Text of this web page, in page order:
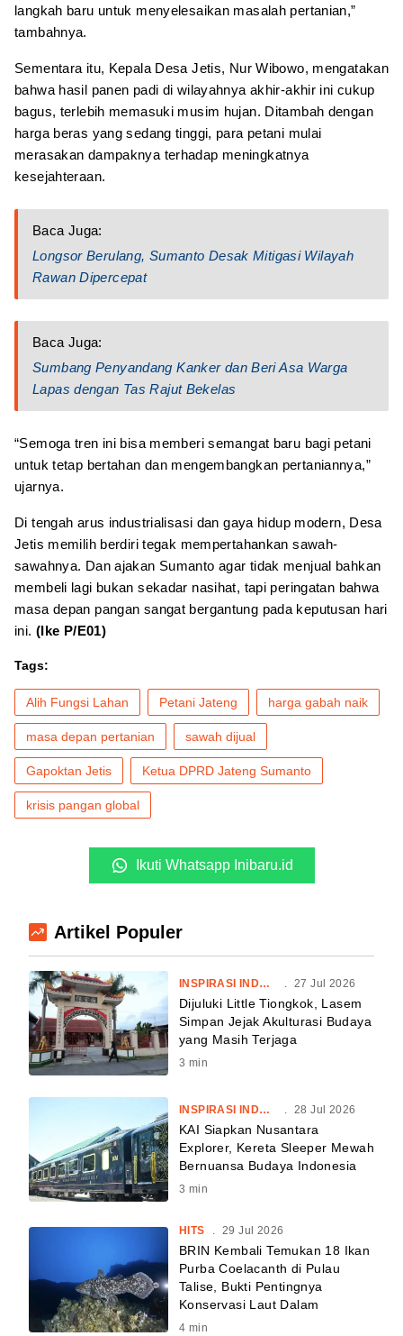
langkah baru untuk menyelesaikan masalah pertanian,”
tambahnya.
Sementara itu, Kepala Desa Jetis, Nur Wibowo, mengatakan
bahwa hasil panen padi di wilayahnya akhir-akhir ini cukup
bagus, terlebih memasuki musim hujan. Ditambah dengan
harga beras yang sedang tinggi, para petani mulai
merasakan dampaknya terhadap meningkatnya
kesejahteraan.
Baca Juga:
Longsor Berulang, Sumanto Desak Mitigasi Wilayah
Rawan Dipercepat
Baca Juga:
Sumbang Penyandang Kanker dan Beri Asa Warga
Lapas dengan Tas Rajut Bekelas
“Semoga tren ini bisa memberi semangat baru bagi petani
untuk tetap bertahan dan mengembangkan pertaniannya,”
ujarnya.
Di tengah arus industrialisasi dan gaya hidup modern, Desa
Jetis memilih berdiri tegak mempertahankan sawah-
sawahnya. Dan ajakan Sumanto agar tidak menjual bahkan
membeli lagi bukan sekadar nasihat, tapi peringatan bahwa
masa depan pangan sangat bergantung pada keputusan hari
ini. (Ike P/E01)
Tags:
Alih Fungsi Lahan Petani Jateng harga gabah naik
masa depan pertanian sawah dijual
Gapoktan Jetis Ketua DPRD Jateng Sumanto
krisis pangan global
Ikuti Whatsapp Inibaru.id
Artikel Populer
INSPIRASI INDONESIA . 27 Jul 2026
Dijuluki Little Tiongkok, Lasem
Simpan Jejak Akulturasi Budaya
yang Masih Terjaga
3 min
INSPIRASI INDONESIA . 28 Jul 2026
KAI Siapkan Nusantara
Explorer, Kereta Sleeper Mewah
Bernuansa Budaya Indonesia
3 min
HITS . 29 Jul 2026
BRIN Kembali Temukan 18 Ikan
Purba Coelacanth di Pulau
Talise, Bukti Pentingnya
Konservasi Laut Dalam
4 min